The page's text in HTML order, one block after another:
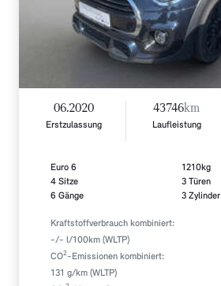
06.2020
Erstzulassung
43746km
Laufleistung
Euro 6
4 Sitze
6 Gänge
1210kg
3 Türen
3 Zylinder
Kraftstoffverbrauch kombiniert:
-/- l/100km (WLTP)
CO2-Emissionen kombiniert:
131 g/km (WLTP)